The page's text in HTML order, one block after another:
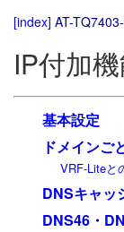
[index] AT-
IP付加
基本設定
ドメインご
VRF-Liteと
DNSキャッ
DNS46・